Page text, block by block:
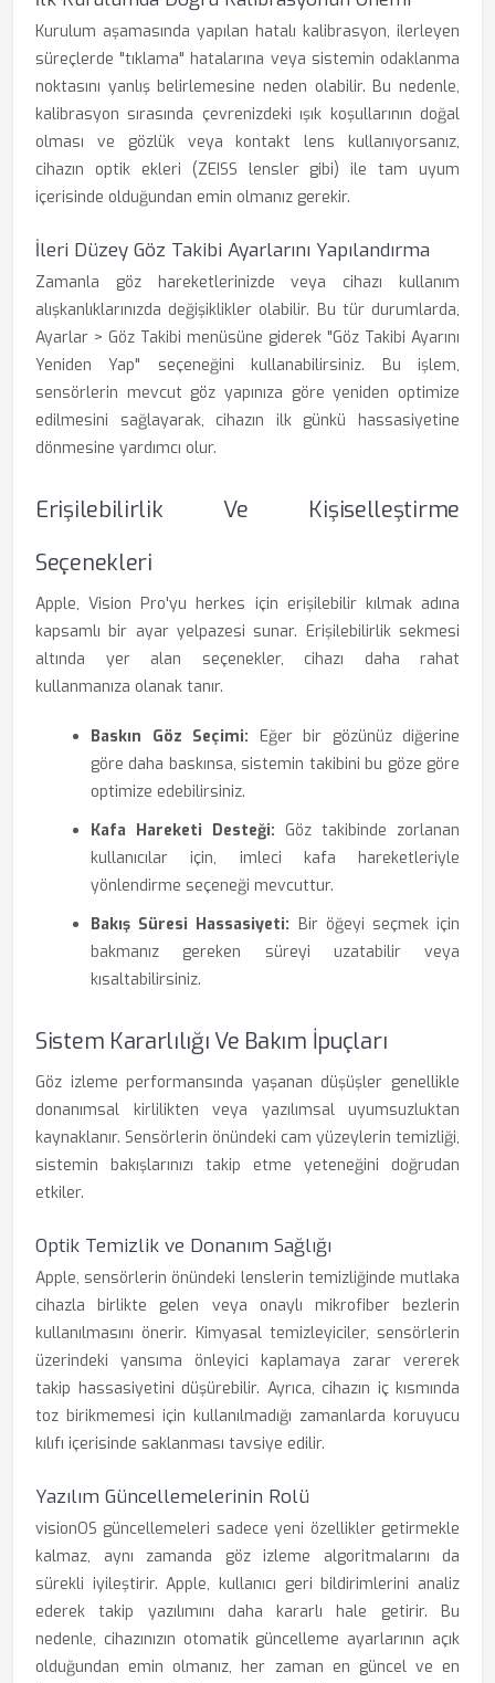
Kurulum aşamasında yapılan hatalı kalibrasyon, ilerleyen
süreçlerde "tıklama" hatalarına veya sistemin odaklanma
noktasını yanlış belirlemesine neden olabilir. Bu nedenle,
kalibrasyon sırasında çevrenizdeki ışık koşullarının doğal
olması ve gözlük veya kontakt lens kullanıyorsanız,
cihazın optik ekleri (ZEISS lensler gibi) ile tam uyum
içerisinde olduğundan emin olmanız gerekir.
İleri Düzey Göz Takibi Ayarlarını Yapılandırma
Zamanla göz hareketlerinizde veya cihazı kullanım
alışkanlıklarınızda değişiklikler olabilir. Bu tür durumlarda,
Ayarlar > Göz Takibi menüsüne giderek "Göz Takibi Ayarını
Yeniden Yap" seçeneğini kullanabilirsiniz. Bu işlem,
sensörlerin mevcut göz yapınıza göre yeniden optimize
edilmesini sağlayarak, cihazın ilk günkü hassasiyetine
dönmesine yardımcı olur.
Erişilebilirlik Ve Kişiselleştirme
Seçenekleri
Apple, Vision Pro'yu herkes için erişilebilir kılmak adına
kapsamlı bir ayar yelpazesi sunar. Erişilebilirlik sekmesi
altında yer alan seçenekler, cihazı daha rahat
kullanmanıza olanak tanır.
Baskın Göz Seçimi: Eğer bir gözünüz diğerine
göre daha baskınsa, sistemin takibini bu göze göre
optimize edebilirsiniz.
Kafa Hareketi Desteği: Göz takibinde zorlanan
kullanıcılar için, imleci kafa hareketleriyle
yönlendirme seçeneği mevcuttur.
Bakış Süresi Hassasiyeti: Bir öğeyi seçmek için
bakmanız gereken süreyi uzatabilir veya
kısaltabilirsiniz.
Sistem Kararlılığı Ve Bakım İpuçları
Göz izleme performansında yaşanan düşüşler genellikle
donanımsal kirlilikten veya yazılımsal uyumsuzluktan
kaynaklanır. Sensörlerin önündeki cam yüzeylerin temizliği,
sistemin bakışlarınızı takip etme yeteneğini doğrudan
etkiler.
Optik Temizlik ve Donanım Sağlığı
Apple, sensörlerin önündeki lenslerin temizliğinde mutlaka
cihazla birlikte gelen veya onaylı mikrofiber bezlerin
kullanılmasını önerir. Kimyasal temizleyiciler, sensörlerin
üzerindeki yansıma önleyici kaplamaya zarar vererek
takip hassasiyetini düşürebilir. Ayrıca, cihazın iç kısmında
toz birikmemesi için kullanılmadığı zamanlarda koruyucu
kılıfı içerisinde saklanması tavsiye edilir.
Yazılım Güncellemelerinin Rolü
visionOS güncellemeleri sadece yeni özellikler getirmekle
kalmaz, aynı zamanda göz izleme algoritmalarını da
sürekli iyileştirir. Apple, kullanıcı geri bildirimlerini analiz
ederek takip yazılımını daha kararlı hale getirir. Bu
nedenle, cihazınızın otomatik güncelleme ayarlarının açık
olduğundan emin olmanız, her zaman en güncel ve en